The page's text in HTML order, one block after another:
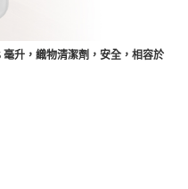
升，織物清潔劑，安全，相容於